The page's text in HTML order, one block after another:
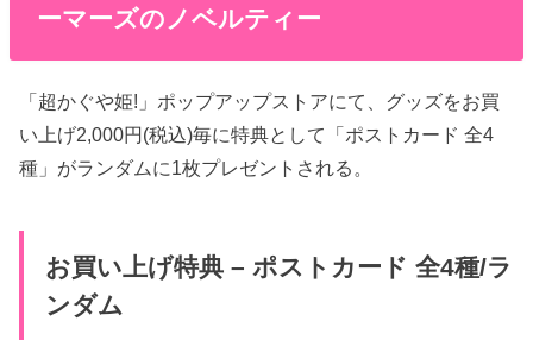
ーマーズのノベルティー
「超かぐや姫!」ポップアップストアにて、グッズをお買
い上げ2,000円(税込)毎に特典として「ポストカード 全4
種」がランダムに1枚プレゼントされる。
お買い上げ特典 – ポストカード 全4種/ラ
ンダム